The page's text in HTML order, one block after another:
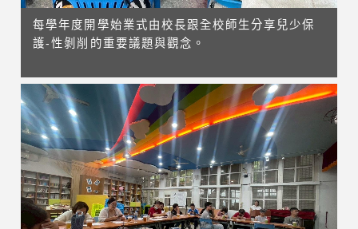
每學年度開學始業式由校長跟全校師生分享兒少保
護-性剝削的重要議題與觀念。